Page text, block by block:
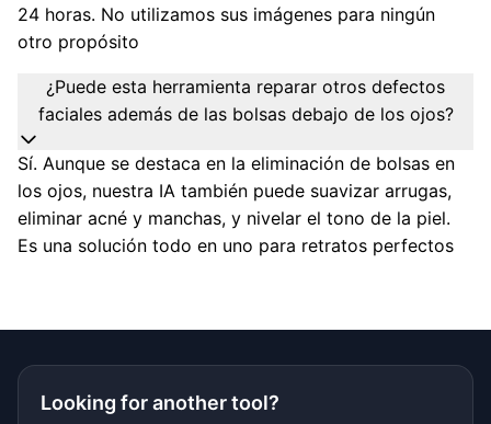
24 horas. No utilizamos sus imágenes para ningún
otro propósito
¿Puede esta herramienta reparar otros defectos
faciales además de las bolsas debajo de los ojos?
Sí. Aunque se destaca en la eliminación de bolsas en
los ojos, nuestra IA también puede suavizar arrugas,
eliminar acné y manchas, y nivelar el tono de la piel.
Es una solución todo en uno para retratos perfectos
Looking for another tool?